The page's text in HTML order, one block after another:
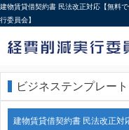
建物賃貸借契約書 民法改正対応【無料
行委員会】
ビジネステンプレート
建物賃貸借契約書 民法改正対